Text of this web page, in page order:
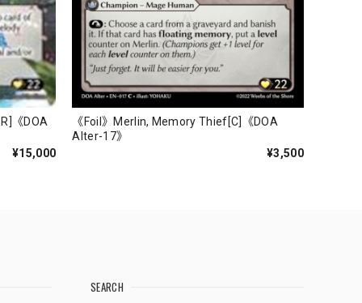
《DOA
¥15,000
《Foil》Merlin, Memory Thief[C]《DOA
Alter-17》
¥3,500
SEARCH